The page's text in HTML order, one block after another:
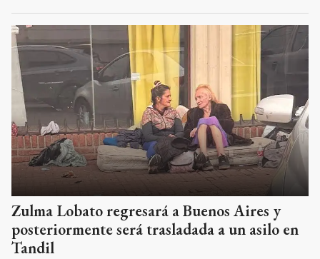
Zulma Lobato regresará a Buenos Aires y
posteriormente será trasladada a un asilo en
Tandil